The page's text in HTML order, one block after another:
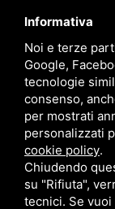
DEFANGATORI
ACQUA TECNICA
IBRIDO
ACQUA SANITARIA
ACQUA FREDDA
Informativa
Noi e terze
Google,
tecnologie
consenso,
per mostrati
personalizzati
cookie policy.
Chiudendo
su "Rifiuta",
tecnici. Se